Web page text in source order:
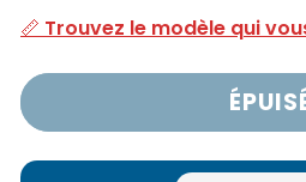
épuisée
ou
rupture
de
ou
indisponible
rupture
de
ou
📏 Trouvez le modèle qui